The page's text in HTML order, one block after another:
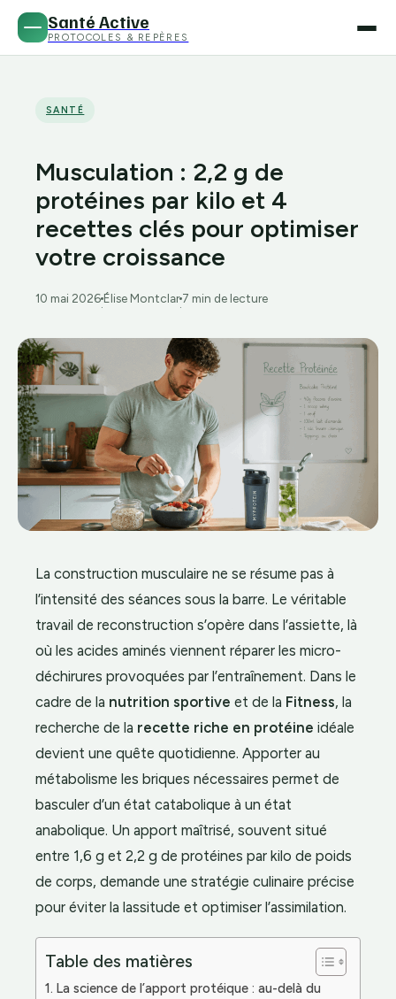
Santé Active
PROTOCOLES & REPÈRES
SANTÉ
Musculation : 2,2 g de
protéines par kilo et 4
recettes clés pour optimiser
votre croissance
10 mai 2026
·
Élise Montclar
·
7 min de lecture
La construction musculaire ne se résume pas à
l’intensité des séances sous la barre. Le véritable
travail de reconstruction s’opère dans l’assiette, là
où les acides aminés viennent réparer les micro-
déchirures provoquées par l’entraînement. Dans le
cadre de la nutrition sportive et de la Fitness, la
recherche de la recette riche en protéine idéale
devient une quête quotidienne. Apporter au
métabolisme les briques nécessaires permet de
basculer d’un état catabolique à un état
anabolique. Un apport maîtrisé, souvent situé
entre 1,6 g et 2,2 g de protéines par kilo de poids
de corps, demande une stratégie culinaire précise
pour éviter la lassitude et optimiser l’assimilation.
Table des matières
La science de l’apport protéique : au-delà du